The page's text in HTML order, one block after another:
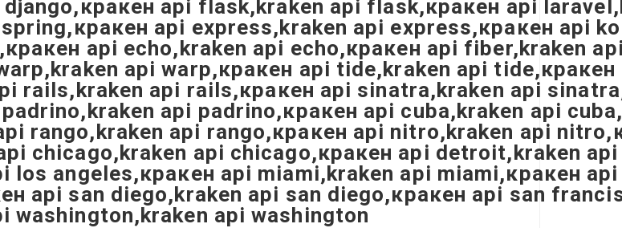
api flask,kraken api flask,кракен api
api express,kraken api express,кракен api
api echo,kraken api echo,кракен api fiber,kraken
api warp,кракен api tide,kraken api
rails,kraken api rails,кракен api sinatra,kraken api
api padrino,кракен api cuba,kraken api
rango,kraken api rango,кракен api nitro,kraken api
chicago,kraken api chicago,кракен api detroit,kraken
los angeles,кракен api miami,kraken api miami,кракен
api san diego,kraken api san diego,кракен api san
washington,kraken api washington